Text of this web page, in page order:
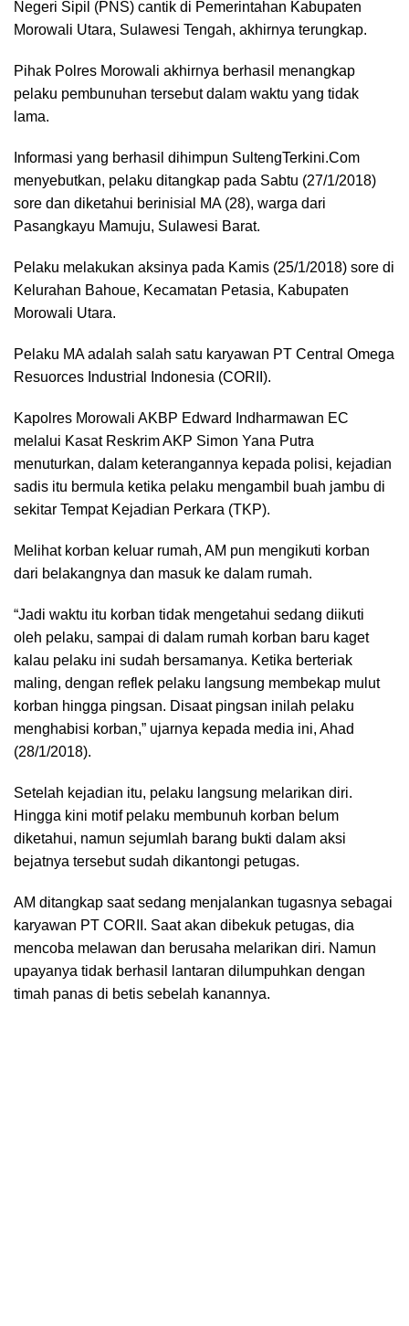
Negeri Sipil (PNS) cantik di Pemerintahan Kabupaten
Morowali Utara, Sulawesi Tengah, akhirnya terungkap.
Pihak Polres Morowali akhirnya berhasil menangkap
pelaku pembunuhan tersebut dalam waktu yang tidak
lama.
Informasi yang berhasil dihimpun SultengTerkini.Com
menyebutkan, pelaku ditangkap pada Sabtu (27/1/2018)
sore dan diketahui berinisial MA (28), warga dari
Pasangkayu Mamuju, Sulawesi Barat.
Pelaku melakukan aksinya pada Kamis (25/1/2018) sore di
Kelurahan Bahoue, Kecamatan Petasia, Kabupaten
Morowali Utara.
Pelaku MA adalah salah satu karyawan PT Central Omega
Resuorces Industrial Indonesia (CORII).
Kapolres Morowali AKBP Edward Indharmawan EC
melalui Kasat Reskrim AKP Simon Yana Putra
menuturkan, dalam keterangannya kepada polisi, kejadian
sadis itu bermula ketika pelaku mengambil buah jambu di
sekitar Tempat Kejadian Perkara (TKP).
Melihat korban keluar rumah, AM pun mengikuti korban
dari belakangnya dan masuk ke dalam rumah.
“Jadi waktu itu korban tidak mengetahui sedang diikuti
oleh pelaku, sampai di dalam rumah korban baru kaget
kalau pelaku ini sudah bersamanya. Ketika berteriak
maling, dengan reflek pelaku langsung membekap mulut
korban hingga pingsan. Disaat pingsan inilah pelaku
menghabisi korban,” ujarnya kepada media ini, Ahad
(28/1/2018).
Setelah kejadian itu, pelaku langsung melarikan diri.
Hingga kini motif pelaku membunuh korban belum
diketahui, namun sejumlah barang bukti dalam aksi
bejatnya tersebut sudah dikantongi petugas.
AM ditangkap saat sedang menjalankan tugasnya sebagai
karyawan PT CORII. Saat akan dibekuk petugas, dia
mencoba melawan dan berusaha melarikan diri. Namun
upayanya tidak berhasil lantaran dilumpuhkan dengan
timah panas di betis sebelah kanannya.